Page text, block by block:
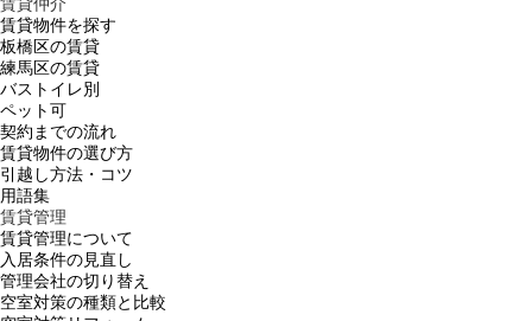
賃貸物件を探す
板橋区の賃貸
練馬区の賃貸
バストイレ別
ペット可
契約までの流れ
賃貸物件の選び方
引越し方法・コツ
用語集
賃貸管理
賃貸管理について
入居条件の見直し
管理会社の切り替え
空室対策の種類と比較